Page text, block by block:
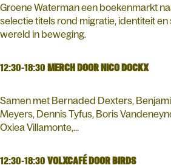
Groene Waterman een boekenmarkt
selectie titels rond migratie, identiteit en
wereld in beweging.
12:30-18:30MERCH DOOR NICO DOCKX
Samen met Bernaded Dexters,
Meyers, Dennis Tyfus, Boris
Oxiea Villamonte,...
12:30-18:30VOLXCAFÉ DOOR BIRDS